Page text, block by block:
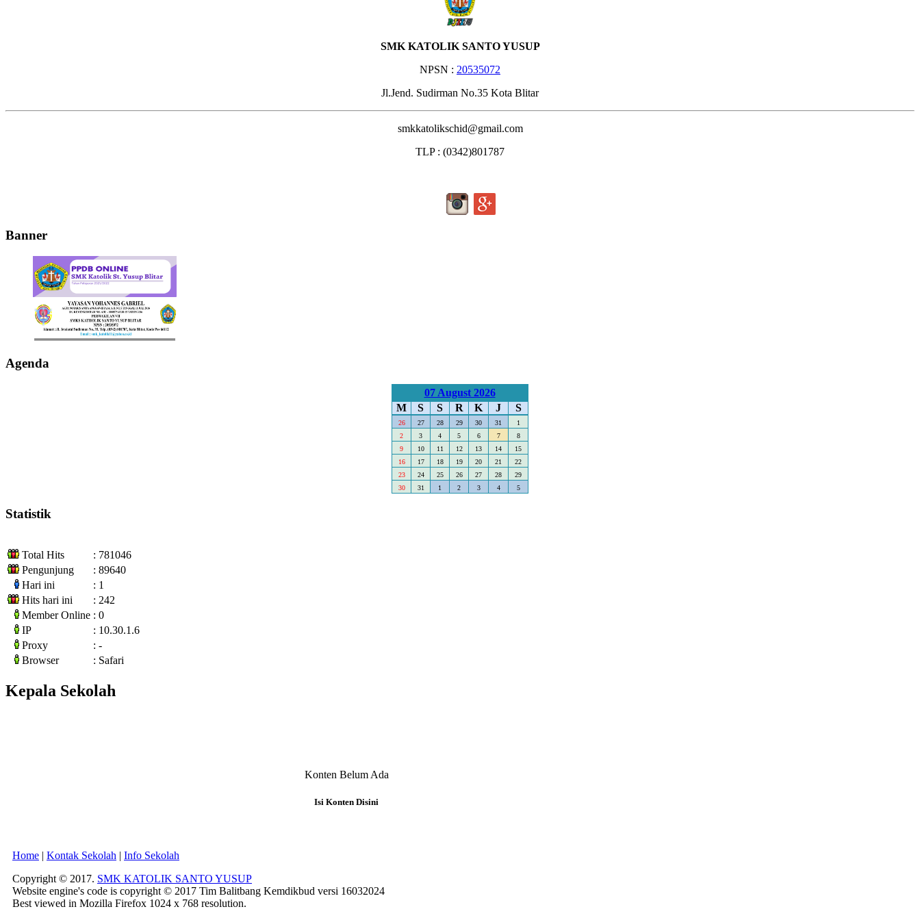
SMK KATOLIK SANTO YUSUP
NPSN : 20535072
Jl.Jend. Sudirman No.35 Kota Blitar
smkkatolikschid@gmail.com
TLP : (0342)801787
Banner
Agenda
07 August 2026
M
S S R K J S
26 27 28 29 30 31
1
2
3 4 5 6 7
8
9
10 11 12 13 14
15
16
17 18 19 20 21
22
23
24 25 26 27 28
29
30
31 1 2 3 4 5
Statistik
Total Hits
: 781046
Pengunjung
: 89640
Hari ini
: 1
Hits hari ini
: 242
Member Online : 0
IP
: 10.30.1.6
Proxy
: -
Browser
: Safari
Kepala Sekolah
Konten Belum Ada
Isi Konten Disini
Home | Kontak Sekolah | Info Sekolah
Copyright © 2017. SMK KATOLIK SANTO YUSUP
Website engine's code is copyright © 2017 Tim Balitbang Kemdikbud versi 16032024
Best viewed in Mozilla Firefox 1024 x 768 resolution.